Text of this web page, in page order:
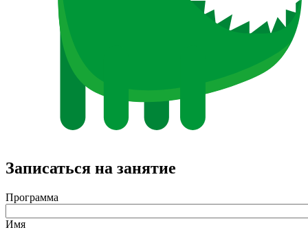
Записаться на занятие
Программа
Имя